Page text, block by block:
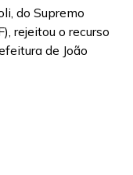
do Supremo
rejeitou o recurso
de João